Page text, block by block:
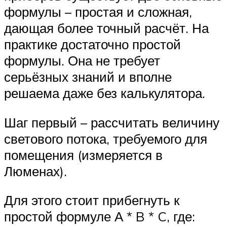
формулы – простая и сложная,
дающая более точный расчёт. На
практике достаточно простой
формулы. Она не требует
серьёзных знаний и вполне
решаема даже без калькулятора.
Шаг первый – рассчитать величину
светового потока, требуемого для
помещения (измеряется в
Люменах).
Для этого стоит прибегнуть к
простой формуле А * B * C, где: